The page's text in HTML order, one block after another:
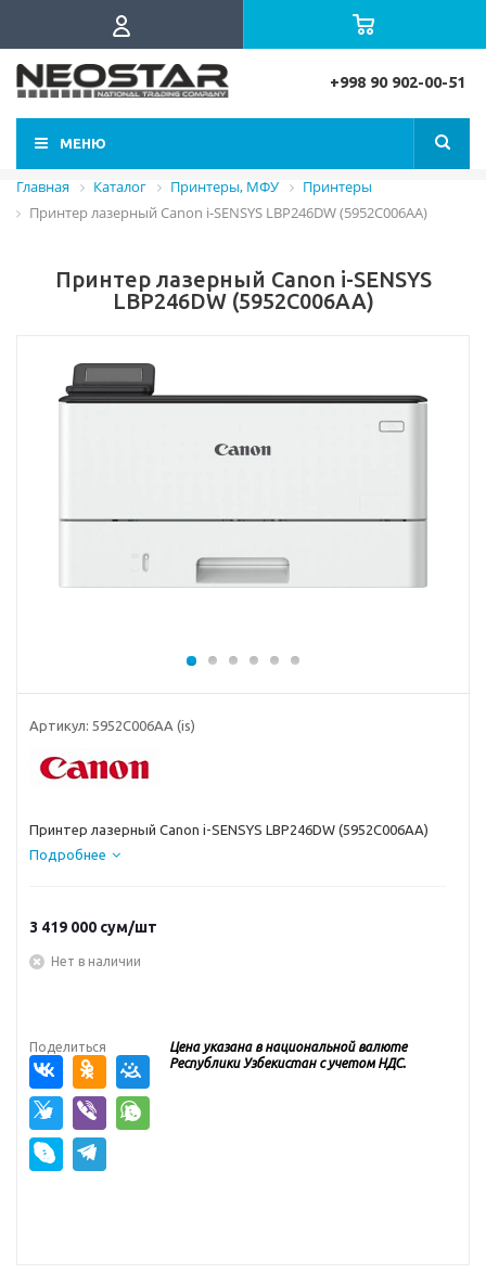
+998 90 902-00-51
МЕНЮ
Главная Каталог Принтеры, МФУ
Принтеры
Принтер лазерный Canon i-SENSYS LBP246DW (5952C006AA)
Принтер лазерный Canon i-SENSYS
LBP246DW (5952C006AA)
Артикул: 5952C006AA (is)
Принтер лазерный Canon i-SENSYS LBP246DW (5952C006AA)
Подробнее
3 419 000 сум/шт
Нет в наличии
Поделиться
Цена указана в национальной валюте
Республики Узбекистан с учетом НДС.